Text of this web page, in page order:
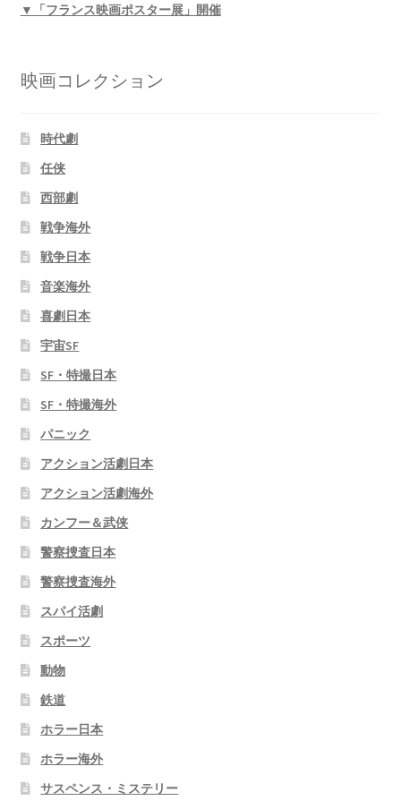
▼「フランス映画ポスター展」開催
映画コレクション
時代劇
任侠
西部劇
戦争海外
戦争日本
音楽海外
喜劇日本
宇宙SF
SF・特撮日本
SF・特撮海外
パニック
アクション活劇日本
アクション活劇海外
カンフー＆武侠
警察捜査日本
警察捜査海外
スパイ活劇
スポーツ
動物
鉄道
ホラー日本
ホラー海外
サスペンス・ミステリー